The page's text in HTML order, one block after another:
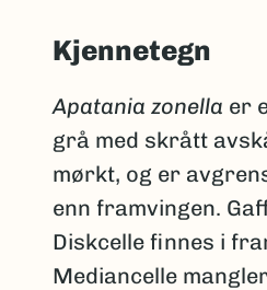
Kjennetegn
Apatania zonella er
grå med skrått
mørkt, og er
enn framvingen.
Diskcelle finnes i
Mediancelle